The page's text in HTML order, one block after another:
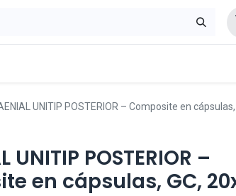
UNITIP POSTERIOR – Composite en
UNITIP POSTERIOR –
en cápsulas, GC,